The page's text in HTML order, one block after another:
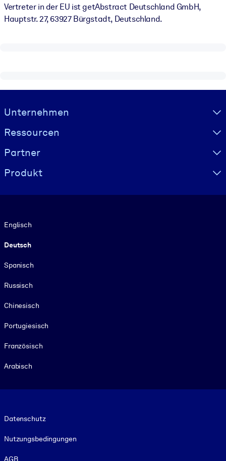
Vertreter in der EU ist getAbstract Deutschland GmbH,
Hauptstr. 27, 63927 Bürgstadt, Deutschland.
Visually hidden Text
Unternehmen
Ressourcen
Partner
Produkt
Englisch
Deutsch
Spanisch
Russisch
Chinesisch
Portugiesisch
Französisch
Arabisch
Datenschutz
Nutzungsbedingungen
AGB